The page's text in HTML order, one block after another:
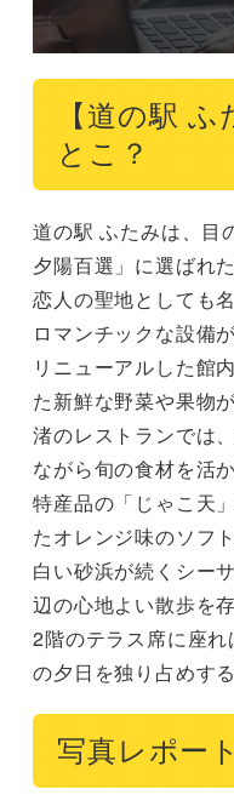
【道の駅
とこ？
道の駅 ふたみは、目
夕陽百選」に選ばれ
恋人の聖地としても
ロマンチックな設備
リニューアルした館
た新鮮な野菜や果物
渚のレストランでは
ながら旬の食材を活
特産品の「じゃこ天
たオレンジ味のソフ
白い砂浜が続くシー
辺の心地よい散歩を
2階のテラス席に座
の夕日を独り占めす
写真レポー